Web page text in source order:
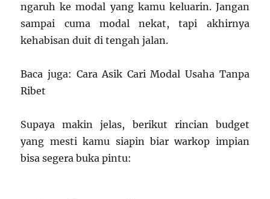
ngaruh ke modal yang kamu keluarin. Jangan
sampai cuma modal nekat, tapi akhirnya
kehabisan duit di tengah jalan.
Baca juga: Cara Asik Cari Modal Usaha Tanpa
Ribet
Supaya makin jelas, berikut rincian budget
yang mesti kamu siapin biar warkop impian
bisa segera buka pintu: